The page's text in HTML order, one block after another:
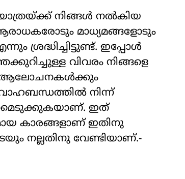
നിങ്ങള്‍ നല്‍കിയ
മാധ്യമങ്ങളോടും
ശ്രദ്ധിച്ചിട്ടുണ്ട്. ഇപ്പോള്‍
വിവരം നിങ്ങളെ
ആലോചനകള്‍ക്കും
നിന്ന്
ഇത്
കാരങ്ങളാണ് ഇതിനു
നല്ലതിനു വേണ്ടിയാണ്.-